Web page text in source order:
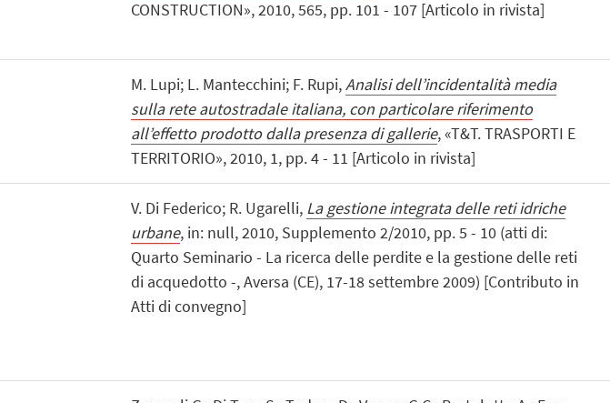
CONSTRUCTION», 2010, 565, pp. 101 - 107 [Articolo in rivista]
M. Lupi; L. Mantecchini; F. Rupi,Analisi dell’incidentalità media
sulla rete autostradale italiana, con particolare riferimento
all’effetto prodotto dalla presenza di gallerie, «T&T. TRASPORTI E
TERRITORIO», 2010, 1, pp. 4 - 11 [Articolo in rivista]
V. Di Federico; R. Ugarelli, La gestione integrata delle reti idriche
urbane, in: null, 2010, Supplemento 2/2010, pp. 5 - 10 (atti di:
Quarto Seminario - La ricerca delle perdite e la gestione delle reti
di acquedotto -, Aversa (CE), 17-18 settembre 2009) [Contributo in
Atti di convegno]